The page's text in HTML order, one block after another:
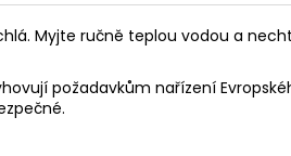
Myjte ručně teplou vodou a
požadavkům nařízení